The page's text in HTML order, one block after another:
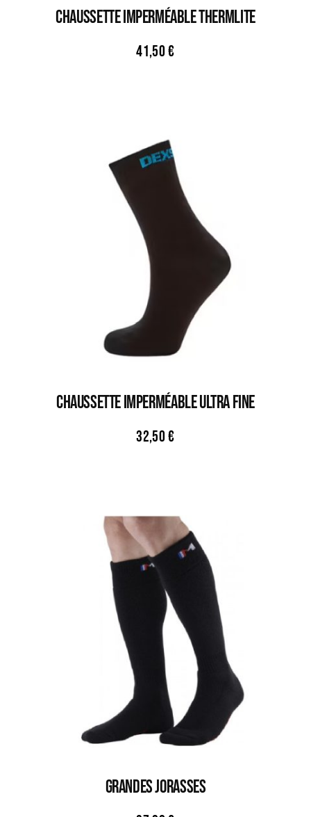
CHAUSSETTE IMPERMÉABLE THERMLITE
41,50€
CHAUSSETTE IMPERMÉABLE ULTRA FINE
32,50€
GRANDES JORASSES